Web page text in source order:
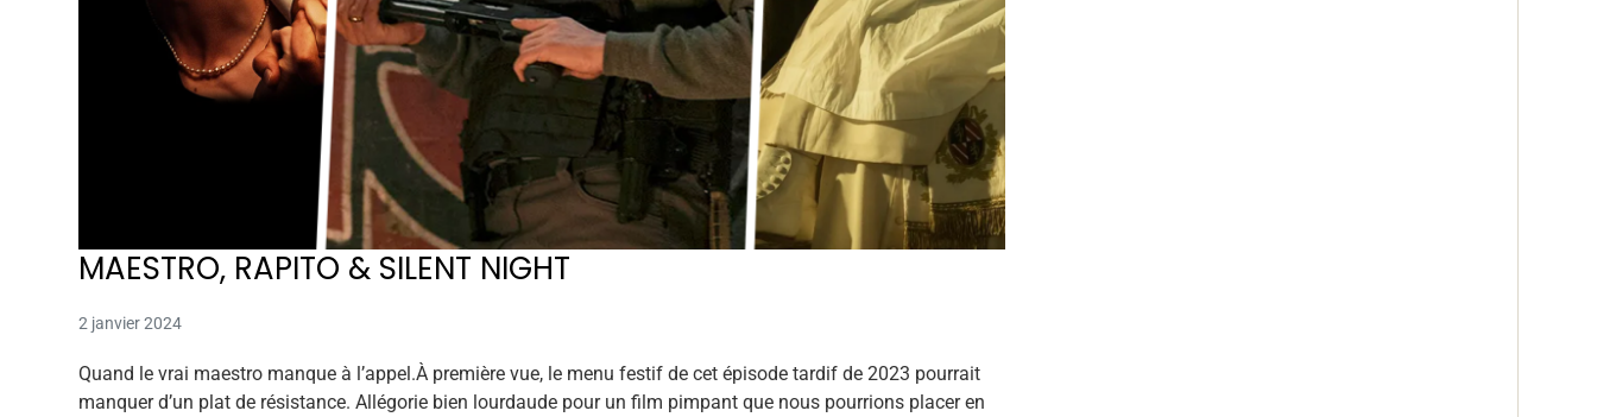
MAESTRO, RAPITO & SILENT NIGHT
2 janvier 2024
Quand le vrai maestro manque à l’appel.À première vue, le menu festif de cet épisode tardif de 2023 pourrait
manquer d’un plat de résistance. Allégorie bien lourdaude pour un film pimpant que nous pourrions placer en